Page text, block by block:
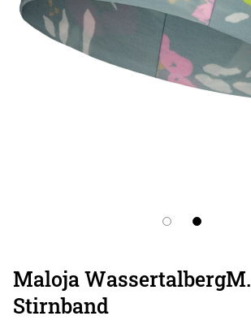
Maloja WassertalbergM.
Stirnband